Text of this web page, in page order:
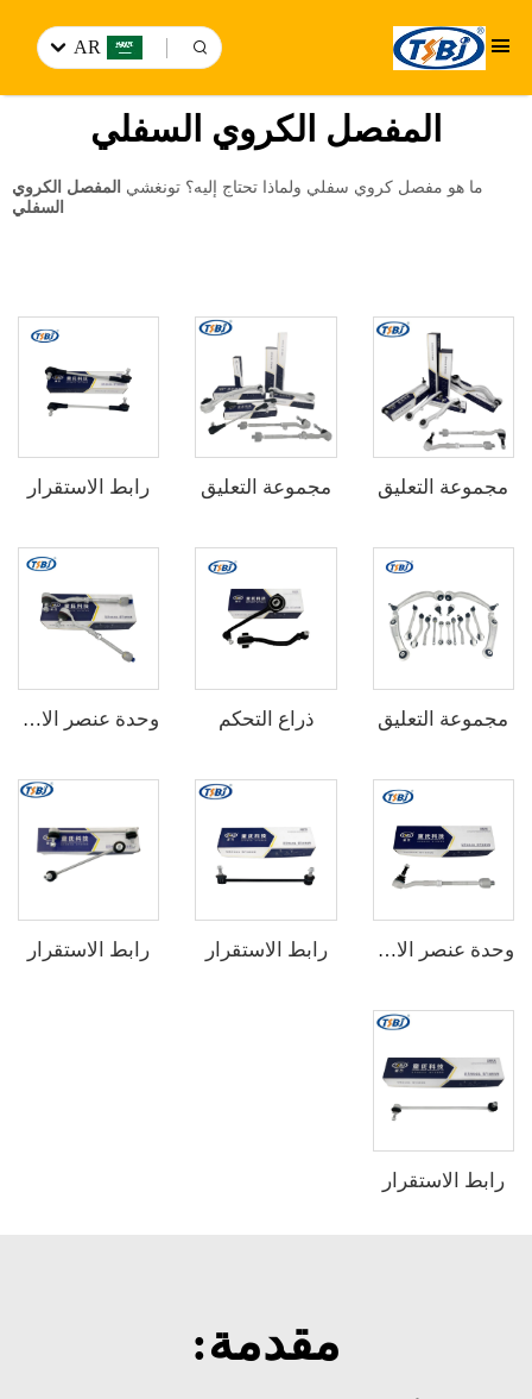
AR
المفصل الكروي السفلي
ما هو مفصل كروي سفلي ولماذا تحتاج إليه؟ تونغشي المفصل الكروي
السفلي
مجموعة التعليق مجموعة التعليق رابط الاستقرار
مجموعة التعليق ذراع التحكم وحدة عنصر الارتباط
وحدة عنصر الارتباط رابط الاستقرار رابط الاستقرار
رابط الاستقرار
مقدمة: